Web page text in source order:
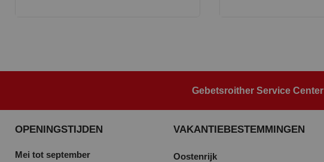
Gebetsroither Service Center
OPENINGSTIJDEN
Mei tot september
VAKANTIEBESTEMMINGEN
Oostenrijk